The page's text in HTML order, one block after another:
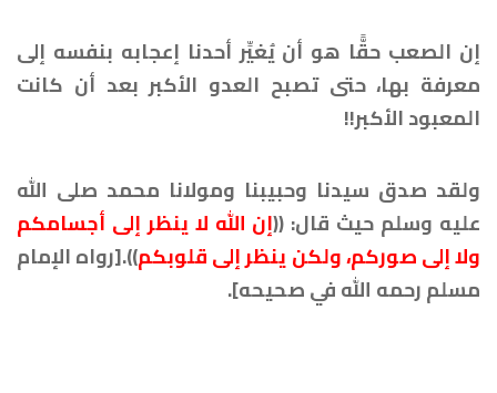
إن الصعب حقًّا هو أن يُغيِّر أحدنا إعجابه بنفسه إلى
معرفة بها، حتى تصبح العدو الأكبر بعد أن كانت
المعبود الأكبر!!
ولقد صدق سيدنا وحبيبنا ومولانا محمد صلى الله
عليه وسلم حيث قال: ((إن الله لا ينظر إلى أجسامكم
ولا إلى صوركم، ولكن ينظر إلى قلوبكم)).[رواه الإمام
مسلم رحمه الله في صحيحه].